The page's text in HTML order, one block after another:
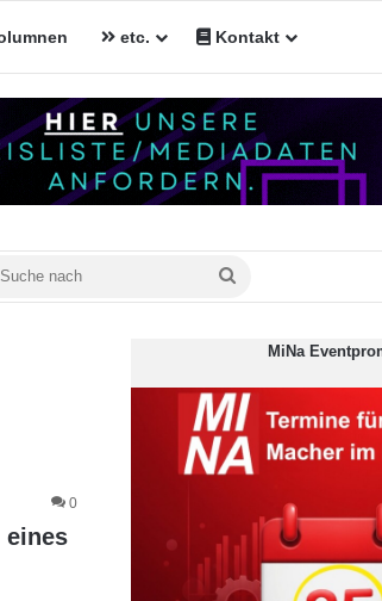
etc. Kontakt
umschalten
0
eines
MiNa